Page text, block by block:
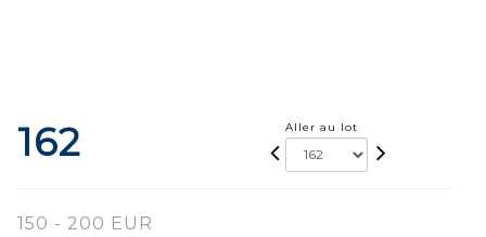
162 Aller au lot
150 - 200 EUR